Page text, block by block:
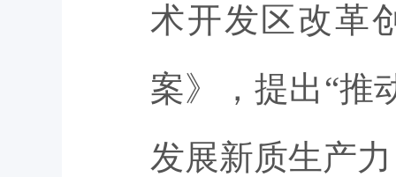
术开发区改革
案》，提出“推
发展新质生产